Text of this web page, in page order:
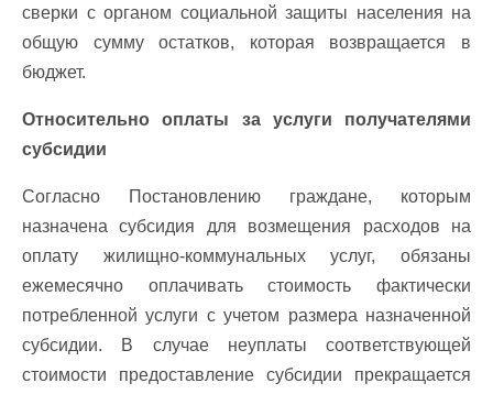
сверки с органом социальной защиты населения на
общую сумму остатков, которая возвращается в
бюджет.
Относительно оплаты за услуги получателями
субсидии
Согласно Постановлению граждане, которым
назначена субсидия для возмещения расходов на
оплату жилищно-коммунальных услуг, обязаны
ежемесячно оплачивать стоимость фактически
потребленной услуги с учетом размера назначенной
субсидии. В случае неуплаты соответствующей
стоимости предоставление субсидии прекращается